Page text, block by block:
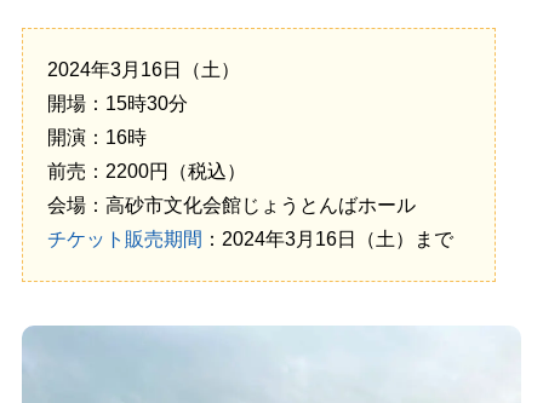
2024年3月16日（土）
開場：15時30分
開演：16時
前売：2200円（税込）
会場：高砂市文化会館じょうとんばホール
チケット販売期間 ：2024年3月16日（土）まで